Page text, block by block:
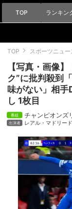
TOP ランキン
TOP スポーツニュー
【写真・画像
ク”に批判殺到
味がない」相
し 1枚目
チャンピオンズ
レアル・マドリード